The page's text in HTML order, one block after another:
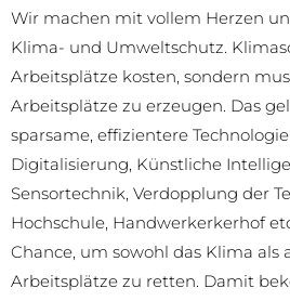
Wir machen mit vollem Herzen
Klima- und Umweltschutz.
Arbeitsplätze kosten, sondern
Arbeitsplätze zu erzeugen. Das
sparsame, effizientere
Digitalisierung, Künstliche
Sensortechnik, Verdopplung der
Hochschule, Handwerkerkerhof
Chance, um sowohl das Klima als
Arbeitsplätze zu retten. Damit